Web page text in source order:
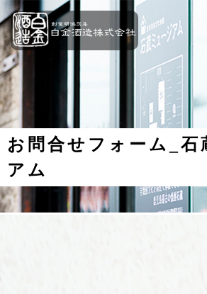
お問合せフォーム_石
アム